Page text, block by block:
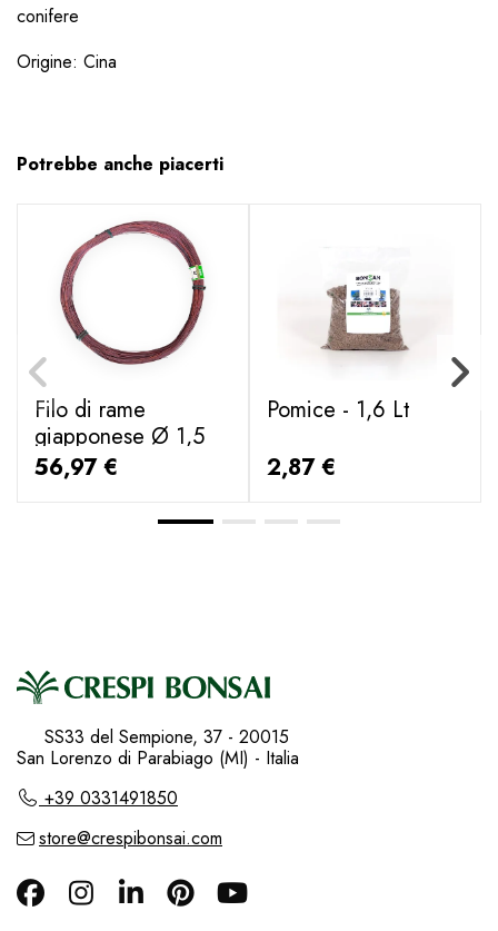
conifere
Origine: Cina
Potrebbe anche piacerti
Filo di rame
giapponese Ø 1,5
mm - 1000 g
56,97 €
Pomice - 1,6 Lt
2,87 €
SS33 del Sempione, 37 - 20015
San Lorenzo di Parabiago (MI) - Italia
+39 0331491850
store@crespibonsai.com